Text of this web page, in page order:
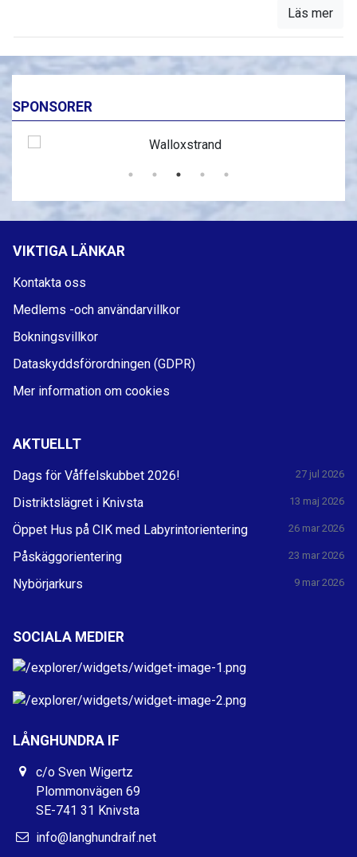
Läs mer
SPONSORER
VIKTIGA LÄNKAR
Kontakta oss
Medlems -och användarvillkor
Bokningsvillkor
Dataskyddsförordningen (GDPR)
Mer information om cookies
AKTUELLT
Dags för Våffelskubbet 2026! 27 jul 2026
Distriktslägret i Knivsta 13 maj 2026
Öppet Hus på CIK med Labyrintorientering 26 mar 2026
Påskäggorientering 23 mar 2026
Nybörjarkurs 9 mar 2026
SOCIALA MEDIER
LÅNGHUNDRA IF
c/o Sven Wigertz
Plommonvägen 69
SE-741 31 Knivsta
info@langhundraif.net